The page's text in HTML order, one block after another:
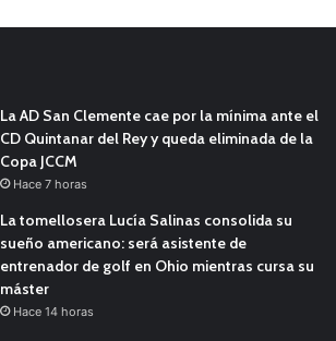
La AD San Clemente cae por la mínima ante el
CD Quintanar del Rey y queda eliminada de la
Copa JCCM
Hace 7 horas
La tomellosera Lucía Salinas consolida su
sueño americano: será asistente de
entrenador de golf en Ohio mientras cursa su
máster
Hace 14 horas